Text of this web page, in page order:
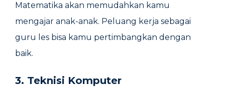
Matematika akan memudahkan kamu
mengajar anak-anak. Peluang kerja sebagai
guru les bisa kamu pertimbangkan dengan
baik.
3. Teknisi Komputer